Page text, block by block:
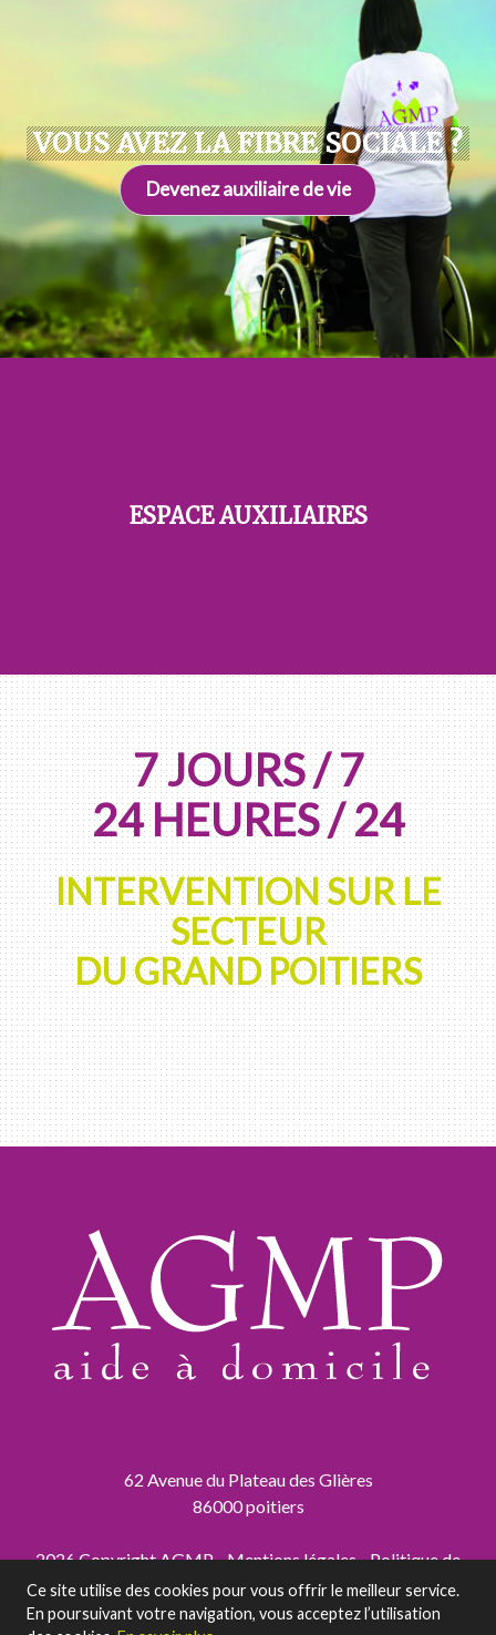
Ce site utilise des cookies pour vous offrir le meilleur service.
En poursuivant votre navigation, vous acceptez l’utilisation
VOUS AVEZ LA FIBRE SOCIALE ?
Devenez auxiliaire de vie
ESPACE AUXILIAIRES
7 JOURS / 7
24 HEURES / 24
INTERVENTION SUR LE
SECTEUR
DU GRAND POITIERS
62 Avenue du Plateau des Glières
86000 poitiers
2026 Copyright AGMP -Mentions légales-Politique de
confidentialité